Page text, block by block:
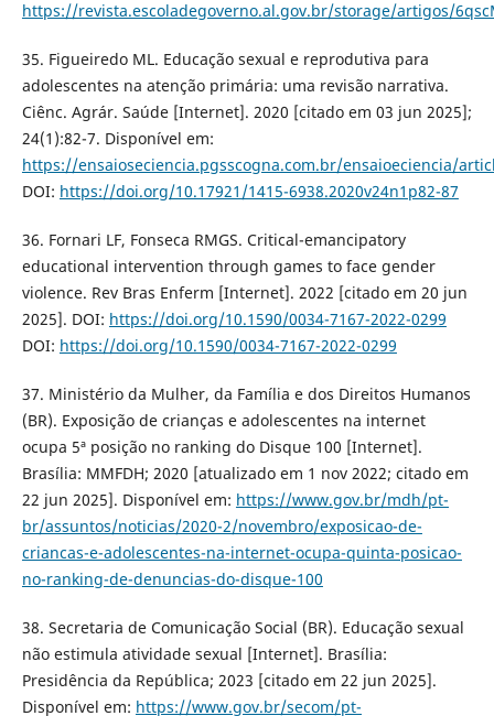
https://revista.escoladegoverno.al.gov.br/storage/artigos/
35. Figueiredo ML. Educação sexual e reprodutiva para
adolescentes na atenção primária: uma revisão narrativa.
Ciênc. Agrár. Saúde [Internet]. 2020 [citado em 03 jun 2025];
24(1):82-7. Disponível em:
https://ensaioseciencia.pgsscogna.com.br/ensaioeciencia/
DOI: https://doi.org/10.17921/1415-6938.2020v24n1p82-87
36. Fornari LF, Fonseca RMGS. Critical-emancipatory
educational intervention through games to face gender
violence. Rev Bras Enferm [Internet]. 2022 [citado em 20 jun
2025]. DOI: https://doi.org/10.1590/0034-7167-2022-0299
DOI: https://doi.org/10.1590/0034-7167-2022-0299
37. Ministério da Mulher, da Família e dos Direitos Humanos
(BR). Exposição de crianças e adolescentes na internet
ocupa 5ª posição no ranking do Disque 100 [Internet].
Brasília: MMFDH; 2020 [atualizado em 1 nov 2022; citado em
22 jun 2025]. Disponível em: https://www.gov.br/mdh/pt-
br/assuntos/noticias/2020-2/novembro/exposicao-de-
criancas-e-adolescentes-na-internet-ocupa-quinta-posicao-
no-ranking-de-denuncias-do-disque-100
38. Secretaria de Comunicação Social (BR). Educação sexual
não estimula atividade sexual [Internet]. Brasília:
Presidência da República; 2023 [citado em 22 jun 2025].
Disponível em: https://www.gov.br/secom/pt-